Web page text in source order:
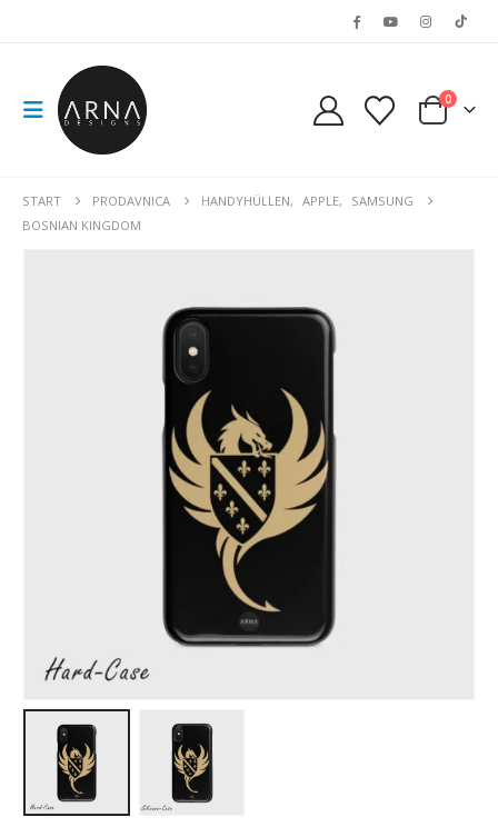
0
START PRODAVNICA HANDYHÜLLEN, APPLE,
SAMSUNG
BOSNIAN KINGDOM